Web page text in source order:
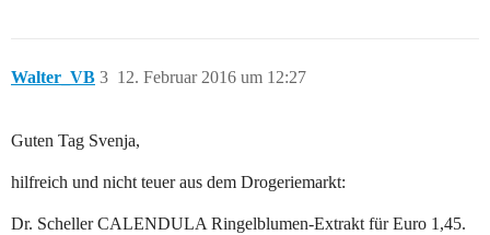
Walter_VB 12. Februar 2016 um 12:27
3
Guten Tag Svenja,
hilfreich und nicht teuer aus dem Drogeriemarkt:
Dr. Scheller CALENDULA Ringelblumen-Extrakt für Euro 1,45.